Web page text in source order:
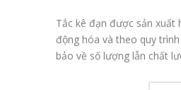
Tắc kê đạn được sản xuất
động hóa và theo quy
bảo về số lượng lẫn chất